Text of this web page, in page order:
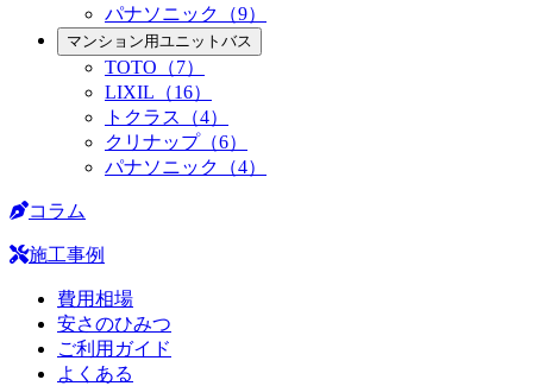
パナソニック（9）
マンション用ユニットバス
TOTO（7）
LIXIL（16）
トクラス（4）
クリナップ（6）
パナソニック（4）
コラム
施工事例
費用相場
安さのひみつ
ご利用ガイド
よくある